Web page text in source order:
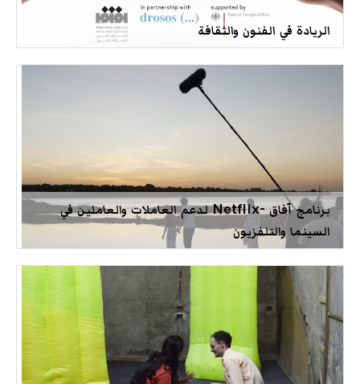
الريادة في الفنون والثقافة
برنامج آفاق -Netflix لدعم العاملات والعاملين في
السينما والتلفزيون